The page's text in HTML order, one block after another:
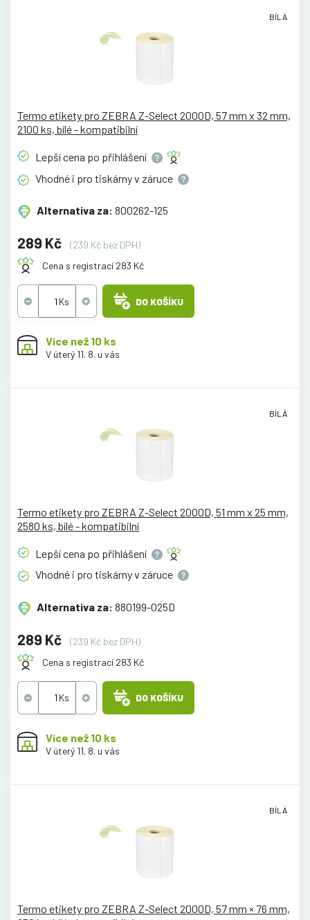
BÍLÁ
Termo etikety pro ZEBRA Z-Select 2000D, 57 mm x 32 mm,
2100 ks, bílé - kompatibilní
Lepší cena po přihlášení
Vhodné i pro tiskárny v záruce
Alternativa za: 800262-125
289 Kč
(239 Kč bez DPH)
Cena s registrací 283 Kč
DO KOŠÍKU
Více než 10 ks
V úterý 11. 8. u vás
BÍLÁ
Termo etikety pro ZEBRA Z-Select 2000D, 51 mm x 25 mm,
2580 ks, bílé - kompatibilní
Lepší cena po přihlášení
Vhodné i pro tiskárny v záruce
Alternativa za: 880199-025D
289 Kč
(239 Kč bez DPH)
Cena s registrací 283 Kč
DO KOŠÍKU
Více než 10 ks
V úterý 11. 8. u vás
BÍLÁ
Termo etikety pro ZEBRA Z-Select 2000D, 57 mm × 76 mm,